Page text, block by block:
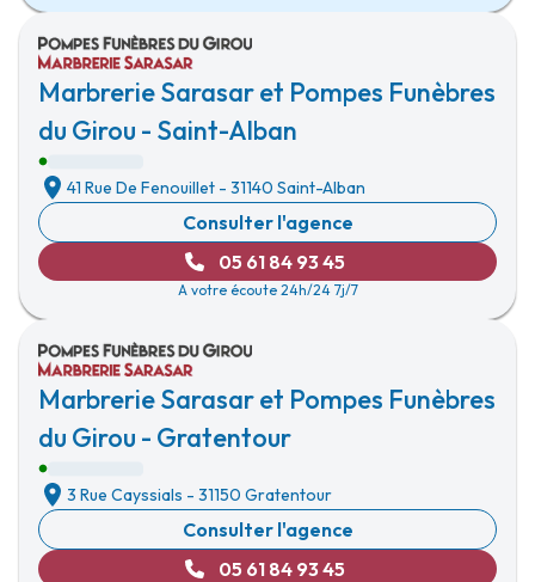
Marbrerie Sarasar et Pompes Funèbres
du Girou - Saint-Alban
41 Rue De Fenouillet - 31140 Saint-Alban
Consulter l'agence
05 61 84 93 45
A votre écoute 24h/24 7j/7
Marbrerie Sarasar et Pompes Funèbres
du Girou - Gratentour
3 Rue Cayssials - 31150 Gratentour
Consulter l'agence
05 61 84 93 45